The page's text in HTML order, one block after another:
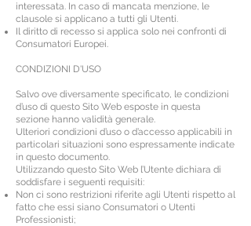
interessata. In caso di mancata menzione, le
clausole si applicano a tutti gli Utenti.
Il diritto di recesso si applica solo nei confronti di
Consumatori Europei.
CONDIZIONI D'USO
Salvo ove diversamente specificato, le condizioni
d’uso di questo Sito Web esposte in questa
sezione hanno validità generale.
Ulteriori condizioni d’uso o d’accesso applicabili in
particolari situazioni sono espressamente indicate
in questo documento.
Utilizzando questo Sito Web l’Utente dichiara di
soddisfare i seguenti requisiti:
Non ci sono restrizioni riferite agli Utenti rispetto al
fatto che essi siano Consumatori o Utenti
Professionisti;